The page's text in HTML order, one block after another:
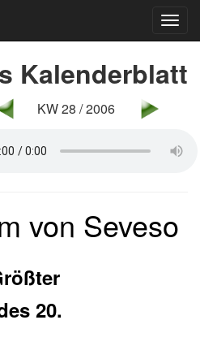
Kalenderblatt
KW 28 / 2006
von Seveso
20.